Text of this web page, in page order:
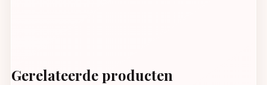
Gerelateerde producten